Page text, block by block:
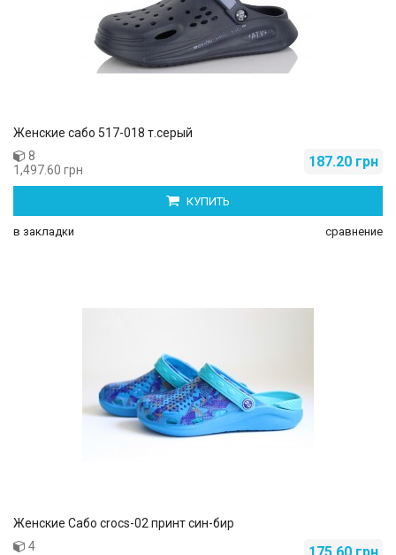
Женские сабо 517-018 т.серый
187.20 грн
8
1,497.60 грн
КУПИТЬ
в закладки сравнение
Женские Сабо crocs-02 принт син-бир
4